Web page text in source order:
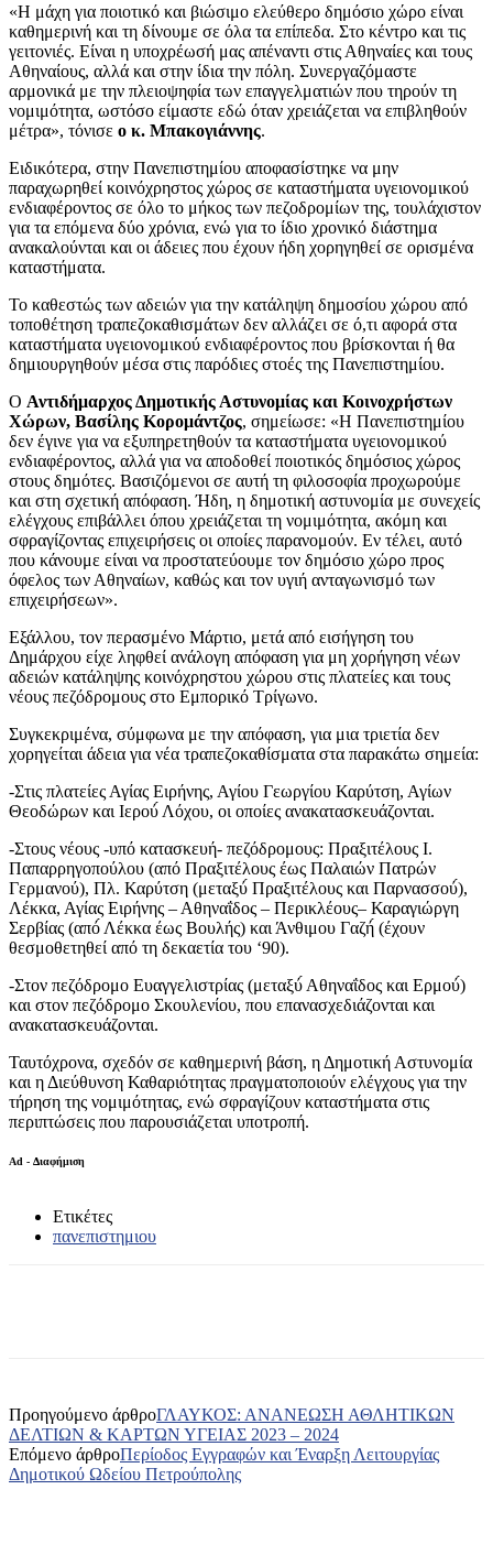
«Η μάχη για ποιοτικό και βιώσιμο ελεύθερο δημόσιο χώρο είναι
καθημερινή και τη δίνουμε σε όλα τα επίπεδα. Στο κέντρο και τις
γειτονιές. Είναι η υποχρέωσή μας απέναντι στις Αθηναίες και τους
Αθηναίους, αλλά και στην ίδια την πόλη. Συνεργαζόμαστε
αρμονικά με την πλειοψηφία των επαγγελματιών που τηρούν τη
νομιμότητα, ωστόσο είμαστε εδώ όταν χρειάζεται να επιβληθούν
μέτρα», τόνισε ο κ. Μπακογιάννης.
Ειδικότερα, στην Πανεπιστημίου αποφασίστηκε να μην
παραχωρηθεί κοινόχρηστος χώρος σε καταστήματα υγειονομικού
ενδιαφέροντος σε όλο το μήκος των πεζοδρομίων της, τουλάχιστον
για τα επόμενα δύο χρόνια, ενώ για το ίδιο χρονικό διάστημα
ανακαλούνται και οι άδειες που έχουν ήδη χορηγηθεί σε ορισμένα
καταστήματα.
Το καθεστώς των αδειών για την κατάληψη δημοσίου χώρου από
τοποθέτηση τραπεζοκαθισμάτων δεν αλλάζει σε ό,τι αφορά στα
καταστήματα υγειονομικού ενδιαφέροντος που βρίσκονται ή θα
δημιουργηθούν μέσα στις παρόδιες στοές της Πανεπιστημίου.
Ο Αντιδήμαρχος Δημοτικής Αστυνομίας και Κοινοχρήστων
Χώρων, Βασίλης Κορομάντζος, σημείωσε: «Η Πανεπιστημίου
δεν έγινε για να εξυπηρετηθούν τα καταστήματα υγειονομικού
ενδιαφέροντος, αλλά για να αποδοθεί ποιοτικός δημόσιος χώρος
στους δημότες. Βασιζόμενοι σε αυτή τη φιλοσοφία προχωρούμε
και στη σχετική απόφαση. Ήδη, η δημοτική αστυνομία με συνεχείς
ελέγχους επιβάλλει όπου χρειάζεται τη νομιμότητα, ακόμη και
σφραγίζοντας επιχειρήσεις οι οποίες παρανομούν. Εν τέλει, αυτό
που κάνουμε είναι να προστατεύουμε τον δημόσιο χώρο προς
όφελος των Αθηναίων, καθώς και τον υγιή ανταγωνισμό των
επιχειρήσεων».
Εξάλλου, τον περασμένο Μάρτιο, μετά από εισήγηση του
Δημάρχου είχε ληφθεί ανάλογη απόφαση για μη χορήγηση νέων
αδειών κατάληψης κοινόχρηστου χώρου στις πλατείες και τους
νέους πεζόδρομους στο Εμπορικό Τρίγωνο.
Συγκεκριμένα, σύμφωνα με την απόφαση, για μια τριετία δεν
χορηγείται άδεια για νέα τραπεζοκαθίσματα στα παρακάτω σημεία:
-Στις πλατείες Αγίας Ειρήνης, Αγίου Γεωργίου Καρύτση, Αγίων
Θεοδώρων και Ιερού́ Λόχου, οι οποίες ανακατασκευάζονται.
-Στους νέους -υπό κατασκευή- πεζόδρομους: Πραξιτέλους Ι.
Παπαρρηγοπούλου (από Πραξιτέλους έως Παλαιών Πατρών
Γερμανού), Πλ. Καρύτση (μεταξύ́ Πραξιτέλους και Παρνασσού́),
Λέκκα, Αγίας Ειρήνης – Αθηναΐδος – Περικλέους– Καραγιώργη
Σερβίας (από́ Λέκκα έως Βουλής) και Άνθιμου Γαζή́ (έχουν
θεσμοθετηθεί από τη δεκαετία του ‘90).
-Στον πεζόδρομο Ευαγγελιστρίας (μεταξύ́ Αθηναΐδος και Ερμού́)
και στον πεζόδρομο Σκουλενίου, που επανασχεδιάζονται και
ανακατασκευάζονται.
Ταυτόχρονα, σχεδόν σε καθημερινή βάση, η Δημοτική Αστυνομία
και η Διεύθυνση Καθαριότητας πραγματοποιούν ελέγχους για την
τήρηση της νομιμότητας, ενώ σφραγίζουν καταστήματα στις
περιπτώσεις που παρουσιάζεται υποτροπή.
Ad - Διαφήμιση
Ετικέτες
πανεπιστημιου
Προηγούμενο άρθροΓΛΑΥΚΟΣ: ΑΝΑΝΕΩΣΗ ΑΘΛΗΤΙΚΩΝ
ΔΕΛΤΙΩΝ & ΚΑΡΤΩΝ ΥΓΕΙΑΣ 2023 – 2024
Επόμενο άρθροΠερίοδος Εγγραφών και Έναρξη Λειτουργίας
Δημοτικού Ωδείου Πετρούπολης